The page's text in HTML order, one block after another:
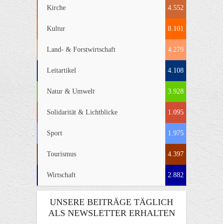
Kirche 4.552
Kultur 8.101
Land- & Forstwirtschaft 4.279
Leitartikel 4.108
Natur & Umwelt 3.928
Solidarität & Lichtblicke 1.095
Sport 1.975
Tourismus 4.397
Wirtschaft 2.882
UNSERE BEITRÄGE TÄGLICH
ALS NEWSLETTER ERHALTEN